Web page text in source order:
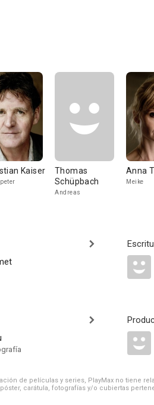
Kaiser
Thomas
Schüpbach
Andreas
Anna
Meike
de películas y series, PlayMax no tiene
carátula, fotografías y/o cubiertas